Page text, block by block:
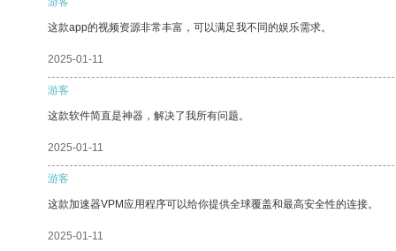
这款app的视频资源非常丰富，可以满足我不同的娱乐需求。
2025-01-11
游客
这款软件简直是神器，解决了我所有问题。
2025-01-11
游客
这款加速器VPM应用程序可以给你提供全球覆盖和最高安全性的连接。
2025-01-11